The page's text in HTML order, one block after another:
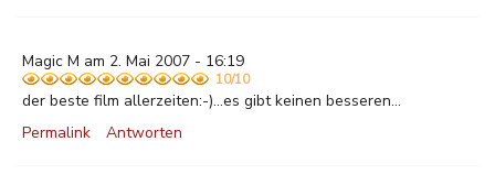
Magic M am 2. Mai 2007 - 16:19
10/10
der beste film allerzeiten:-)...es gibt keinen besseren...
Permalink
Antworten